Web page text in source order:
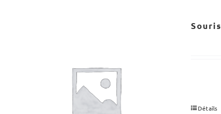
Souris
Détails